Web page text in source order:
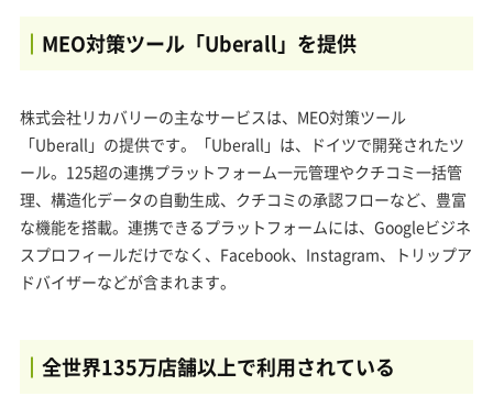
MEO対策ツール「Uberall」を提供
株式会社リカバリーの主なサービスは、MEO対策ツール
「Uberall」の提供です。「Uberall」は、ドイツで開発されたツ
ール。125超の連携プラットフォーム一元管理やクチコミ一括管
理、構造化データの自動生成、クチコミの承認フローなど、豊富
な機能を搭載。連携できるプラットフォームには、Googleビジネ
スプロフィールだけでなく、Facebook、Instagram、トリップア
ドバイザーなどが含まれます。
全世界135万店舗以上で利用されている